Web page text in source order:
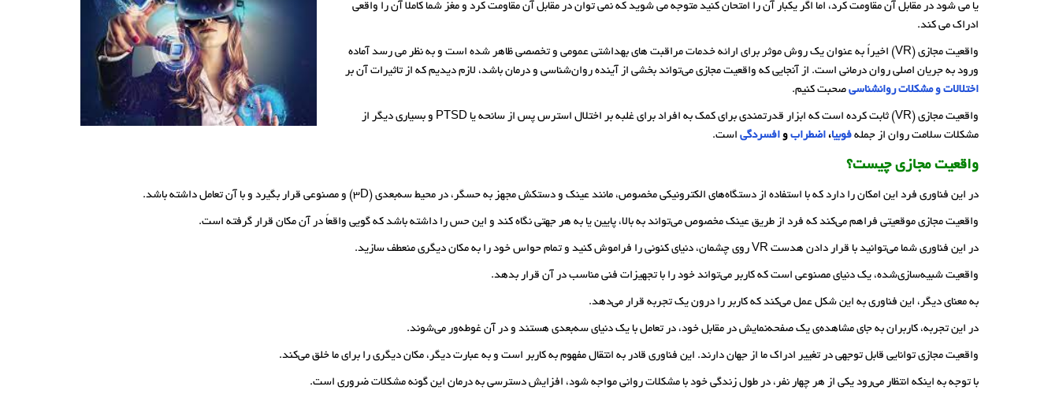
یا می شود در مقابل آن مقاومت کرد، اما اگر یکبار آن را امتحان کنید متوجه می شوید که نمی توان در مقابل آن مقاومت کرد و مغز شما کاملا آن را واقعی
ادراک می کند.
واقعیت مجازی (VR) اخیراً به عنوان یک روش موثر برای ارائه خدمات مراقبت های بهداشتی عمومی و تخصصی ظاهر شده است و به نظر می رسد آماده
ورود به جریان اصلی روان درمانی است. از آنجایی که واقعیت مجازی می‌تواند بخشی از آینده روان‌شناسی و درمان باشد، لازم دیدیم که از تاثیرات آن بر
اختلالات و مشکلات روانشناسی صحبت کنیم.
واقعیت مجازی (VR) ثابت کرده است که ابزار قدرتمندی برای کمک به افراد برای غلبه بر اختلال استرس پس از سانحه یا PTSD و بسیاری دیگر از
مشکلات سلامت روان از جمله فوبیا، اضطراب و افسردگی است.
واقعیت مجازی چیست؟
در این فناوری فرد این امکان را دارد که با استفاده از دستگاه‌های الکترونیکی مخصوص، مانند عینک و دستکش مجهز به حسگر، در محیط سه‌بعدی (3D) و مصنوعی قرار بگیرد و با آن تعامل داشته باشد.
واقعیت مجازی موقعیتی فراهم می‌کند که فرد از طریق عینک مخصوص می‌تواند به بالا، پایین یا به هر جهتی نگاه کند و این حس را داشته باشد که گویی واقعاً در آن مکان قرار گرفته است.
در این فناوری شما می‌توانید با قرار دادن هدست VR روی چشمان، دنیای کنونی را فراموش کنید و تمام حواس خود را به مکان دیگری منعطف سازید.
واقعیت شبیه‌سازی‌شده، یک دنیای مصنوعی است که کاربر می‌تواند خود را با تجهیزات فنی مناسب در آن قرار بدهد.
به معنای دیگر، این فناوری به این شکل عمل می‌کند که کاربر را درون یک تجربه قرار می‌‌دهد.
در این تجربه، کاربران به ‌جای مشاهده‌ی یک صفحه‌نمایش در مقابل خود، در تعامل با یک دنیای سه‌بعدی هستند و در آن غوطه‌ور می‌شوند.
واقعیت مجازی توانایی قابل ‌توجهی در تغییر ادراک ما از جهان دارند. این فناوری قادر به انتقال مفهوم به کاربر است و به ‌عبارت ‌دیگر، مکان دیگری را برای ما خلق می‌کند.
با توجه به اینکه انتظار می‌رود یکی از هر چهار نفر، در طول زندگی خود با مشکلات روانی مواجه شود، افزایش دسترسی به درمان این گونه مشکلات ضروری است.